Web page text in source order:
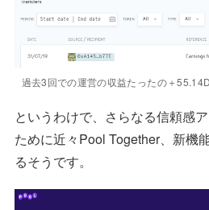
過去3回での運営の収益たったの＋
というわけで、さらなる信頼感
ために近々Pool Together、新機
るそうです。